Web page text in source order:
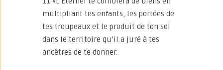
multipliant tes enfants, les portées de
tes troupeaux et le produit de ton sol
dans le territoire qu’il a juré à tes
ancêtres de te donner.